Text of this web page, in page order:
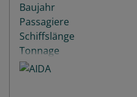
Baujahr
Passagiere
Schiffslänge
Tonnage
Decks